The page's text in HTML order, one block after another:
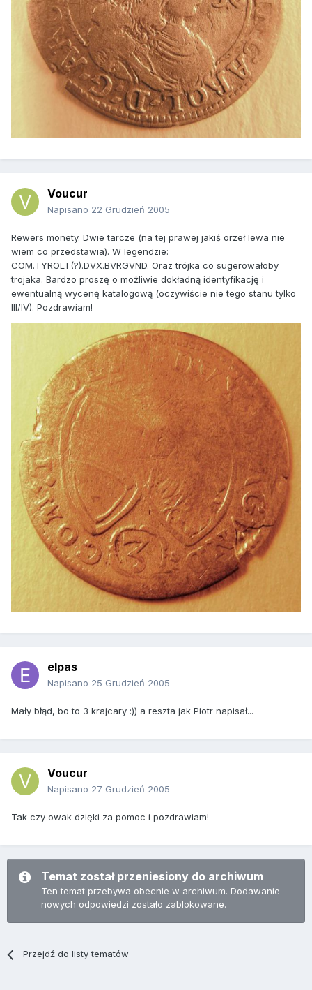
Voucur
Napisano 22 Grudzień 2005
Rewers monety. Dwie tarcze (na tej prawej jakiś orzeł lewa nie
wiem co przedstawia). W legendzie:
COM.TYROLT(?).DVX.BVRGVND. Oraz trójka co sugerowałoby
trojaka. Bardzo proszę o możliwie dokładną identyfikację i
ewentualną wycenę katalogową (oczywiście nie tego stanu tylko
III/IV). Pozdrawiam!
elpas
Napisano 25 Grudzień 2005
Mały błąd, bo to 3 krajcary :)) a reszta jak Piotr napisał...
Voucur
Napisano 27 Grudzień 2005
Tak czy owak dzięki za pomoc i pozdrawiam!
Temat został przeniesiony do archiwum
Ten temat przebywa obecnie w archiwum. Dodawanie
nowych odpowiedzi zostało zablokowane.
Przejdź do listy tematów